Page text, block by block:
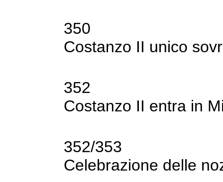
350
Costanzo II unico
352
Costanzo II entra in
352/353
Celebrazione delle